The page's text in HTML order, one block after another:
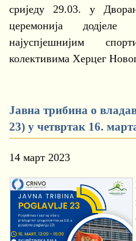
сриједу 29.03. у
церемонија
најуспјешнијим
колективима Херцег
Јавна трибина о
23) у четвртак 16.
14 март 2023